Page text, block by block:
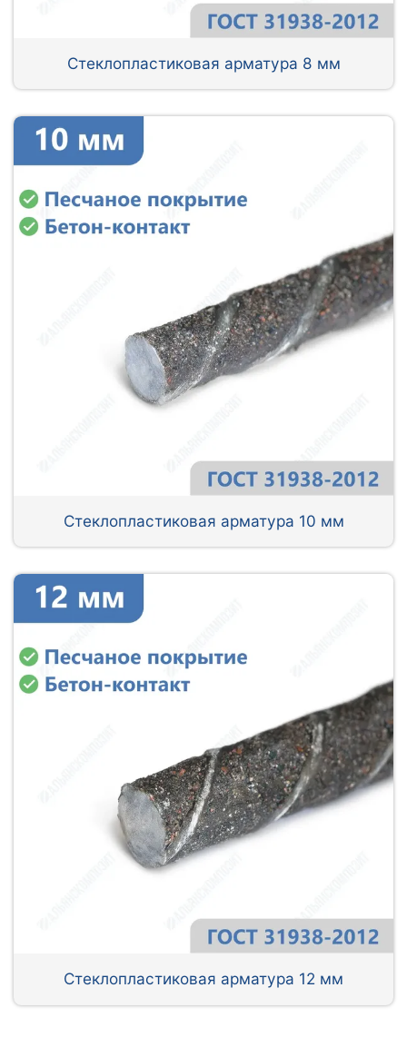
Стеклопластиковая арматура 8 мм
Стеклопластиковая арматура 10 мм
Стеклопластиковая арматура 12 мм